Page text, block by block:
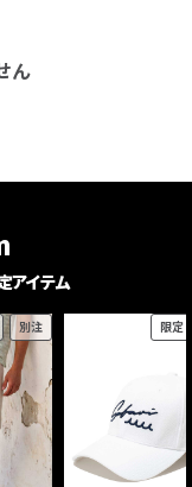
ん
アイテム
別注 限定